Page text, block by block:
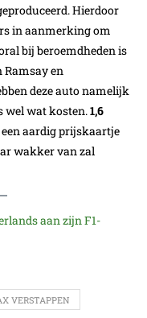
Hierdoor
in aanmerking om
bij beroemdheden is
Ramsay en
deze auto namelijk
wel wat kosten.1,6
aardig prijskaartje
wakker van zal
aan zijn F1-
VERSTAPPEN